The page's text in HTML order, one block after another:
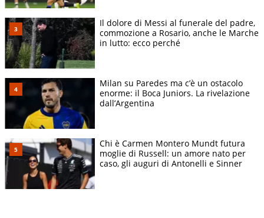
Il dolore di Messi al funerale del padre,
commozione a Rosario, anche le Marche
in lutto: ecco perché
Milan su Paredes ma c’è un ostacolo
enorme: il Boca Juniors. La rivelazione
dall’Argentina
Chi è Carmen Montero Mundt futura
moglie di Russell: un amore nato per
caso, gli auguri di Antonelli e Sinner